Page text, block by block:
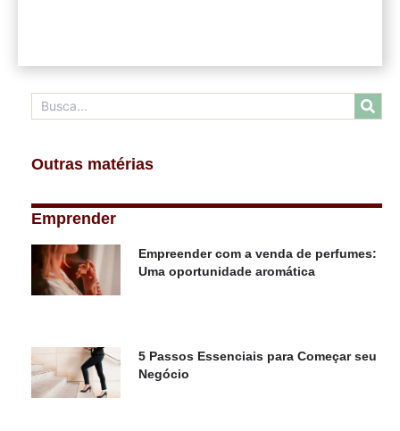
Outras matérias
Emprender
Empreender com a venda de perfumes:
Uma oportunidade aromática
5 Passos Essenciais para Começar seu
Negócio